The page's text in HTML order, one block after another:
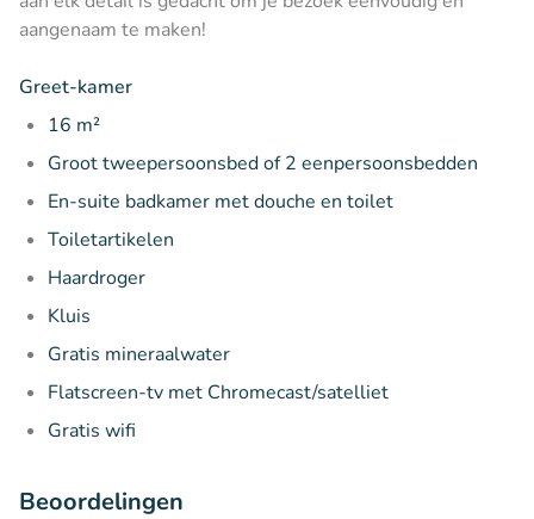
aangenaam te maken!
Greet-kamer
16 m²
Groot tweepersoonsbed of 2 eenpersoonsbedden
En-suite badkamer met douche en toilet
Toiletartikelen
Haardroger
Kluis
Gratis mineraalwater
Flatscreen-tv met Chromecast/satelliet
Gratis wifi
Beoordelingen